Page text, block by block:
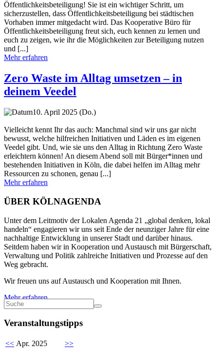
Öffentlichkeitsbeteiligung! Sie ist ein wichtiger Schritt, um
sicherzustellen, dass Öffentlichkeitsbeteiligung bei städtischen
Vorhaben immer mitgedacht wird. Das Kooperative Büro für
Öffentlichkeitsbeteiligung freut sich, euch kennen zu lernen und
euch zu zeigen, wie ihr die Möglichkeiten zur Beteiligung nutzen
und [...]
Mehr erfahren
Zero Waste im Alltag umsetzen – in
deinem Veedel
10. April 2025 (Do.)
Vielleicht kennt Ihr das auch: Manchmal sind wir uns gar nicht
bewusst, welche hilfreichen Initiativen und Läden es im eigenen
Veedel gibt. Und, wie sie uns den Alltag in Richtung Zero Waste
erleichtern können! An diesem Abend soll mit Bürger*innen und
bestehenden Initiativen in Köln, die dabei helfen im Alltag mehr
Ressourcen zu schonen, genau [...]
Mehr erfahren
ÜBER KÖLNAGENDA
Unter dem Leitmotiv der Lokalen Agenda 21 „global denken, lokal
handeln“ engagieren wir uns seit Ende der neunziger Jahre für eine
nachhaltige Entwicklung in unserer Stadt und darüber hinaus.
Seitdem haben wir in Kooperation und Austausch mit Bürgerschaft,
Verwaltung und Politik zahlreiche Initiativen und Prozesse auf den
Weg gebracht.
Wir freuen uns auf Austausch und Kooperation mit Ihnen.
Mehr erfahren
Veranstaltungstipps
<< Apr. 2025
>>